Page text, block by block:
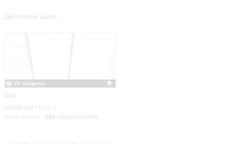
Del mismo autor…
04a
Contenido educativo.
subido por
28 imágenes
hace un mes - 294 visualizaciones